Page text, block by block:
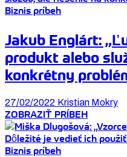
Biznis príbeh
Jakub Englárt:
produkt alebo
konkrétny
27/02/2022 Kristian Mokry
ZOBRAZIŤ PRÍBEH
Biznis príbeh